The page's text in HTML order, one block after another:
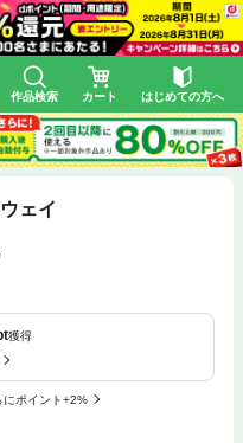
作品検索 カート はじめての方へ
ェイ
獲得
にポイント+2%